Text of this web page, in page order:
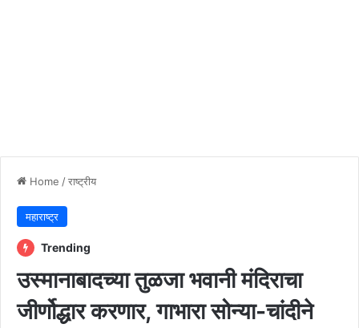
Home /राष्ट्रीय
महाराष्ट्र
Trending
उस्मानाबादच्या तुळजा भवानी मंदिराचा
जीर्णोद्धार करणार, गाभारा सोन्या-चांदीने